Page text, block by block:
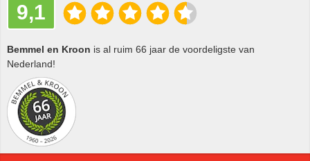
9,1
Bemmel en Kroon is al ruim 66 jaar de voordeligste van
Nederland!